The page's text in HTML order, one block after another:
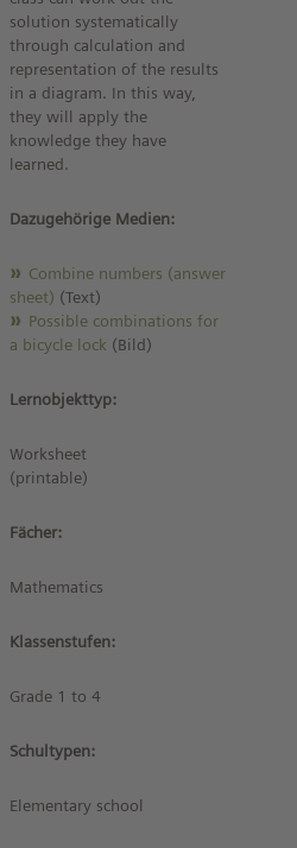
solution systematically
through calculation and
representation of the results
in a diagram. In this way,
they will apply the
knowledge they have
learned.
Dazugehörige Medien:
Combine numbers (answer
sheet) (Text)
Possible combinations for
a bicycle lock (Bild)
Lernobjekttyp:
Worksheet
(printable)
Fächer:
Mathematics
Klassenstufen:
Grade 1 to 4
Schultypen:
Elementary school